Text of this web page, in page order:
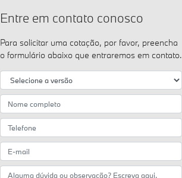
Entre em contato conosco
Para solicitar uma cotação, por favor, preencha
o formulário abaixo que entraremos em contato.